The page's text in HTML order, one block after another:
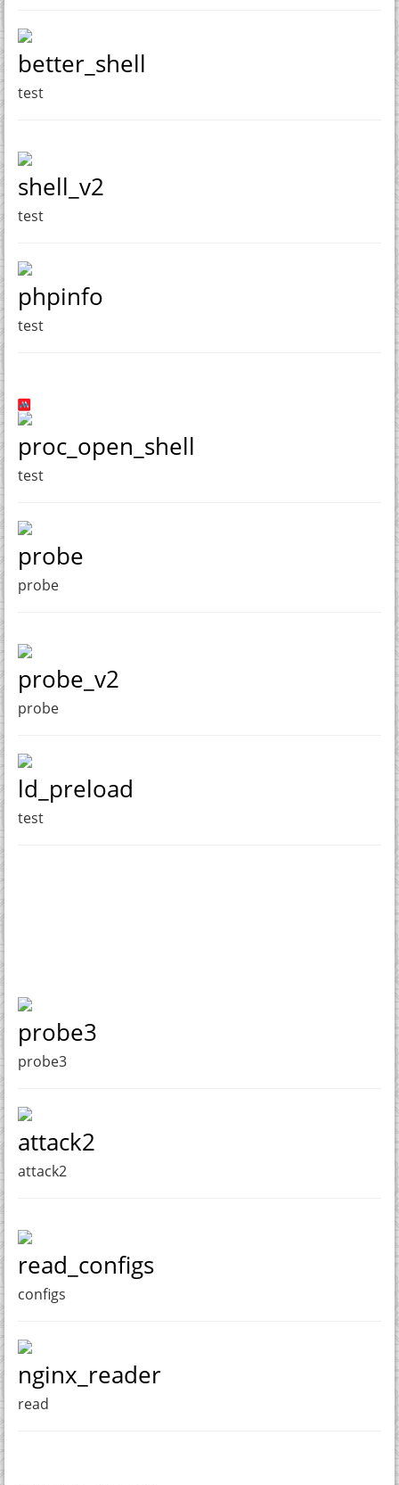
better_shell
test
shell_v2
test
phpinfo
test
proc_open_shell
test
probe
probe
probe_v2
probe
ld_preload
test
probe3
probe3
attack2
attack2
read_configs
configs
nginx_reader
read